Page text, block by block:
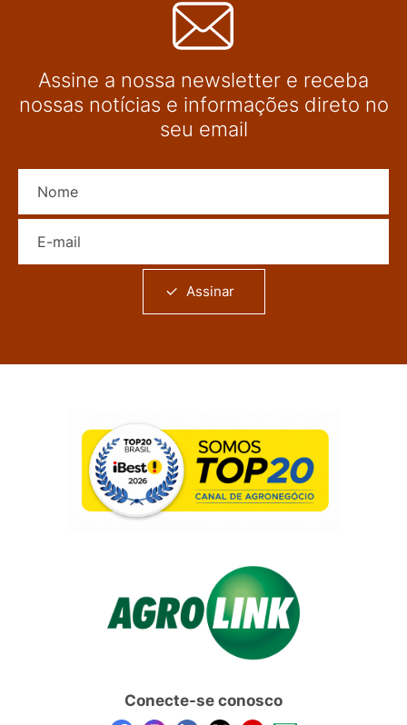
Assine a nossa newsletter e receba
nossas notícias e informações direto no
seu email
Assinar
Conecte-se conosco